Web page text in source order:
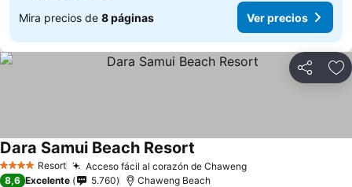
Mira precios de 8 páginas Ver precios
Compartir
4 EstrellasResort Acceso fácil al corazón de ChawengVer precios
Dara Samui Beach Resort
8,6 Excelente 5.760 Chaweng Beach